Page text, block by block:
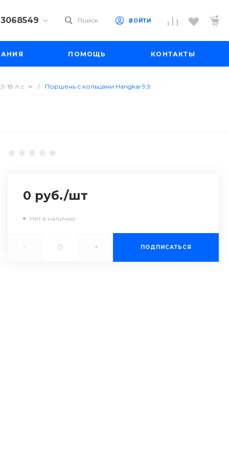
19:00
Поиск ВОЙТИ
ПОМОЩЬ КОНТАКТЫ
18 л.с. / Поршень с кольцами Hangkai 9,9
0 руб./шт
Нет в наличии
- + ПОДПИСАТЬСЯ